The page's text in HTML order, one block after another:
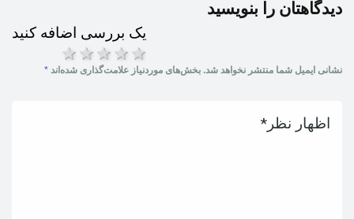
دیدگاهتان را بنویسید
یک بررسی اضافه کنید
5 ستاره 4 ستاره 3 ستاره 2 ستاره
نشانی ایمیل شما منتشر نخواهد شد. بخش‌های موردنیاز علامت‌گذاری شده‌اند *